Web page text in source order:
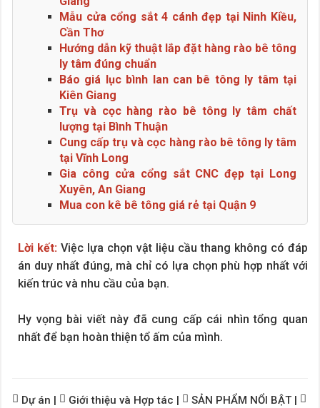
Mẫu cửa cổng sắt 4 cánh đẹp tại Ninh Kiều,
Cần Thơ
Hướng dẫn kỹ thuật lắp đặt hàng rào bê tông
ly tâm đúng chuẩn
Báo giá lục bình lan can bê tông ly tâm tại
Kiên Giang
Trụ và cọc hàng rào bê tông ly tâm chất
lượng tại Bình Thuận
Cung cấp trụ và cọc hàng rào bê tông ly tâm
tại Vĩnh Long
Gia công cửa cổng sắt CNC đẹp tại Long
Xuyên, An Giang
Mua con kê bê tông giá rẻ tại Quận 9
Lời kết: Việc lựa chọn vật liệu cầu thang không có đáp
án duy nhất đúng, mà chỉ có lựa chọn phù hợp nhất với
kiến trúc và nhu cầu của bạn.
Hy vọng bài viết này đã cung cấp cái nhìn tổng quan
nhất để bạn hoàn thiện tổ ấm của mình.
Dự án | Giới thiệu và Hợp tác | SẢN PHẨM NỔI BẬT |